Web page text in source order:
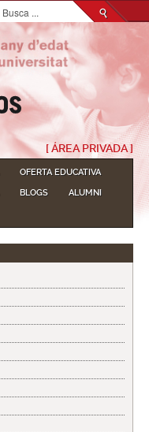
Buscar...
[ ÁREA PRIVADA ]
OFERTA EDUCATIVA
BLOGS
ALUMNI